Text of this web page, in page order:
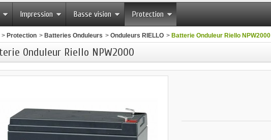
Impression Basse vision Protection
> Protection > Batteries Onduleurs > Onduleurs RIELLO > Batterie Onduleur Riello NPW2000
Onduleur Riello NPW2000